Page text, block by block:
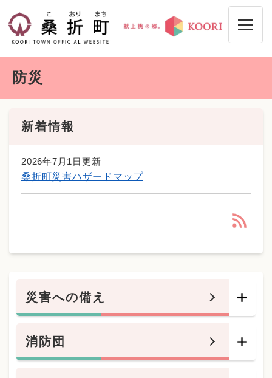
先
防災
新着情報
2026年7月1日更新
桑折町災害ハザードマップ
災害への備え
消防団